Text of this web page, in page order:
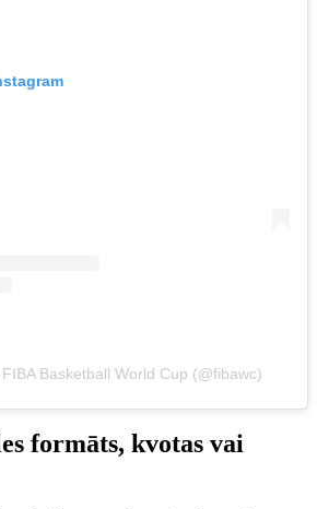
Basketball World Cup (@fibawc)
formāts, kvotas vai